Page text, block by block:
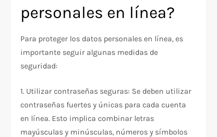
personales en línea?
Para proteger los datos personales en línea, es
importante seguir algunas medidas de
seguridad:
1. Utilizar contraseñas seguras: Se deben utilizar
contraseñas fuertes y únicas para cada cuenta
en línea. Esto implica combinar letras
mayúsculas y minúsculas, números y símbolos